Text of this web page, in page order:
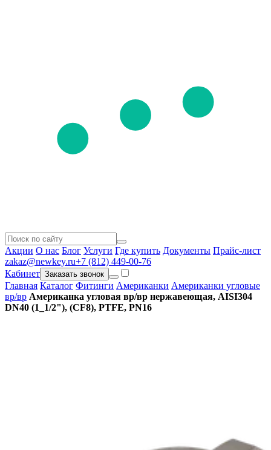
Акции О нас Блог Услуги Где купить Документы Прайс-лист
zakaz@newkey.ru+7 (812) 449-00-76
Кабинет Заказать звонок
Главная Каталог Фитинги Американки Американки угловые
вр/вр Американка угловая вр/вр нержавеющая, AISI304
DN40 (1_1/2"), (CF8), PTFE, PN16